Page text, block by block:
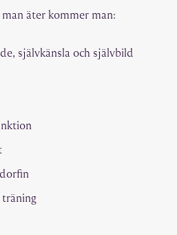
äter kommer man:
självkänsla och självbild